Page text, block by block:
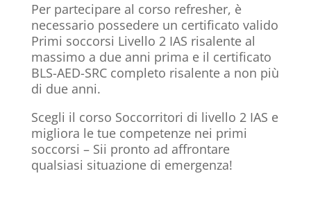
Per partecipare al corso refresher, è
necessario possedere un certificato valido
Primi soccorsi Livello 2 IAS risalente al
massimo a due anni prima e il certificato
BLS-AED-SRC completo risalente a non più
di due anni.
Scegli il corso Soccorritori di livello 2 IAS e
migliora le tue competenze nei primi
soccorsi – Sii pronto ad affrontare
qualsiasi situazione di emergenza!